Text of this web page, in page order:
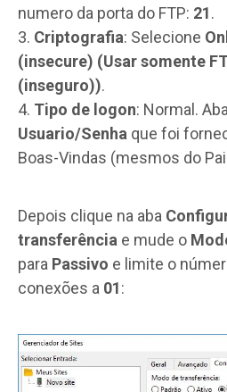
numero da porta do FTP: 21.
3. Criptografia: Selecione
(insecure) (Usar somente
(inseguro)).
4. Tipo de logon: Normal.
Usuario/Senha que foi
Boas-Vindas (mesmos do
Depois clique na aba
transferência e mude o
para Passivo e limite o
conexões a 01: